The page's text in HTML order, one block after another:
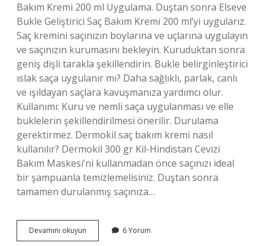
Bakım Kremi 200 ml Uygulama. Duştan sonra Elseve
Bukle Geliştirici Saç Bakım Kremi 200 ml’yi uygularız.
Saç kremini saçınızın boylarına ve uçlarına uygulayın
ve saçınızın kurumasını bekleyin. Kuruduktan sonra
geniş dişli tarakla şekillendirin. Bukle belirginleştirici
ıslak saça uygulanır mı? Daha sağlıklı, parlak, canlı
ve ışıldayan saçlara kavuşmanıza yardımcı olur.
Kullanımı: Kuru ve nemli saça uygulanması ve elle
buklelerin şekillendirilmesi önerilir. Durulama
gerektirmez. Dermokil saç bakım kremi nasıl
kullanılır? Dermokil 300 gr Kil-Hindistan Cevizi
Bakım Maskesi’ni kullanmadan önce saçınızı ideal
bir şampuanla temizlemelisiniz. Duştan sonra
tamamen durulanmış saçınıza…
Devamını okuyun Dermokil
Saç
6 Yorum